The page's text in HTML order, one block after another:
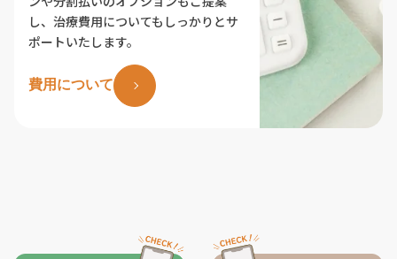
し、治療費用についてもしっかりとサ
ポートいたします。
費用について